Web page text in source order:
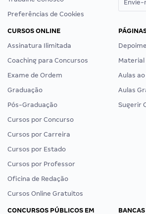
Preferências de Cookies
Envie-
CURSOS ONLINE
Assinatura Ilimitada
Coaching para Concursos
Exame de Ordem
Graduação
Pós-Graduação
Cursos por Concurso
Cursos por Carreira
Cursos por Estado
Cursos por Professor
Oficina de Redação
Cursos Online Gratuitos
Material
Aulas
Aulas
Sugerir
CONCURSOS PÚBLICOS EM